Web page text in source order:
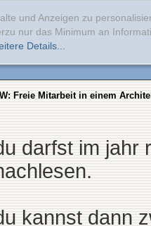
und Anzeigen zu
nur das Minimum an
Details...
Freie Mitarbeit in einem
darfst im jahr
kannst dann